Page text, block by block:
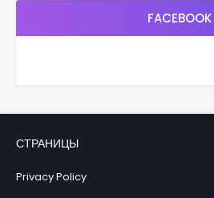
FACEBOOK
СТРАНИЦЫ
Privacy Policy